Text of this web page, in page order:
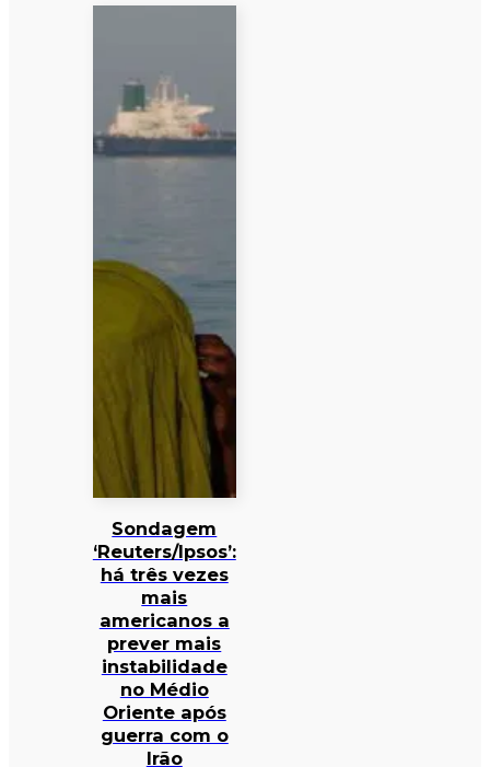
Sondagem
‘Reuters/Ipsos’:
há três vezes
mais
americanos a
prever mais
instabilidade
no Médio
Oriente após
guerra com o
Irão